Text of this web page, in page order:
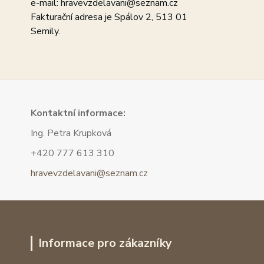
e-mail: hravevzdelavani@seznam.cz
Fakturační adresa je Spálov 2, 513 01
Semily.
Kontaktní informace:
Ing. Petra Krupková
+420 777 613 310
hravevzdelavani@seznam.cz
Informace pro zákazníky